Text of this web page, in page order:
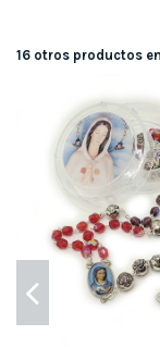
16 otros productos